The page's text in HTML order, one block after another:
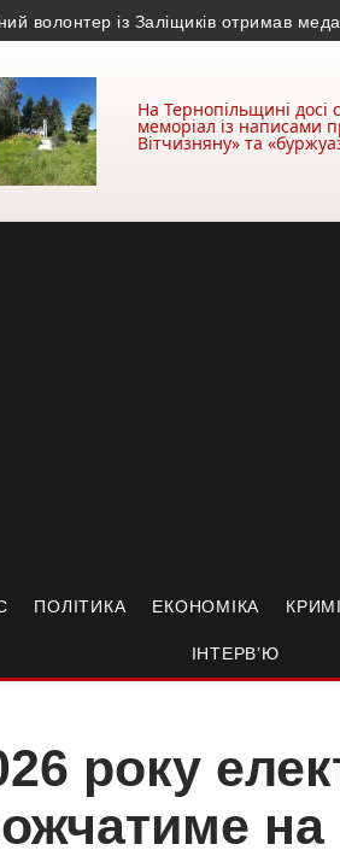
із Заліщиків отримав медаль
На Тернопільщині досі
меморіал із написами
Вітчизняну» та
ПОЛІТИКА ЕКОНОМІКА
ІНТЕРВ’Ю
року
на